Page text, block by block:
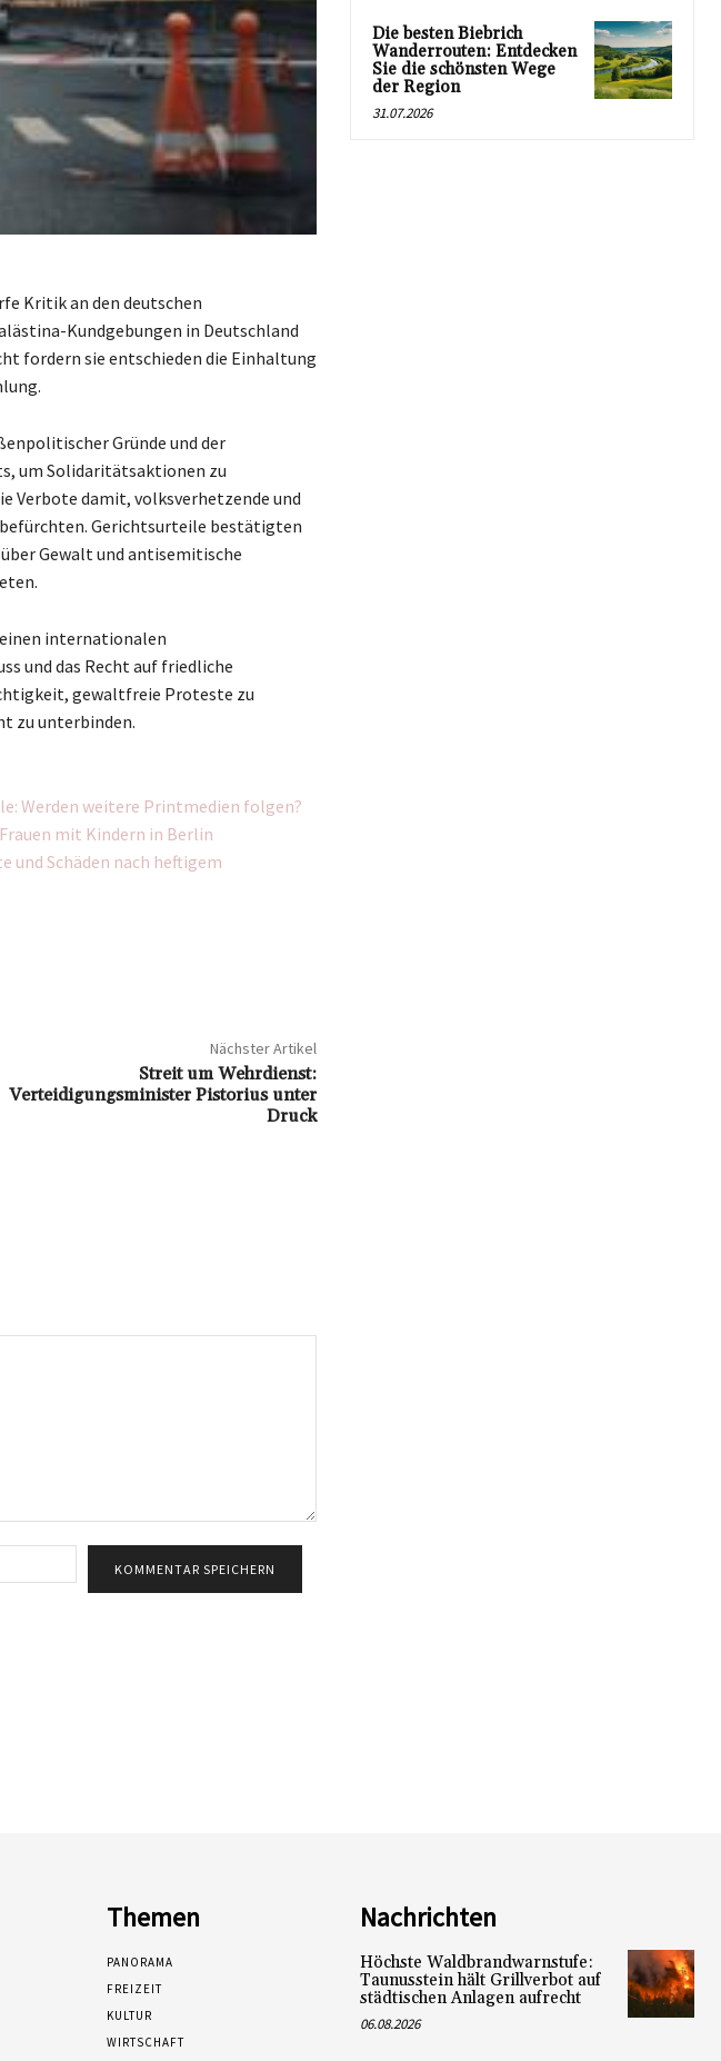
Kritik an den deutschen
Kundgebungen in Deutschland
fordern sie entschieden die Einhaltung
Gründe und der
um Solidaritätsaktionen zu
Verbote damit, volksverhetzende und
Gerichtsurteile bestätigten
Gewalt und antisemitische
internationalen
und das Recht auf friedliche
gewaltfreie Proteste zu
zu unterbinden.
Werden weitere Printmedien folgen?
mit Kindern in Berlin
Schäden nach heftigem
Nächster Artikel
Streit um Wehrdienst:
Verteidigungsminister Pistorius unter
Druck
Mail:*
Die besten Biebrich
Wanderrouten: Entdecken
Sie die schönsten Wege
der Region
31.07.2026
Themen
PANORAMA
FREIZEIT
KULTUR
WIRTSCHAFT
Nachrichten
Höchste Waldbrandwarnstufe:
Taunusstein hält Grillverbot auf
städtischen Anlagen aufrecht
06.08.2026